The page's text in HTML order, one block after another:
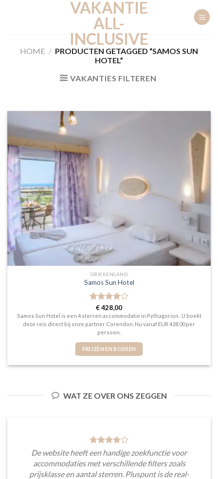
VAKANTIE
ALL-
INCLUSIVE
HOME / PRODUCTEN GETAGGED “SAMOS SUN
HOTEL”
VAKANTIES FILTEREN
GRIEKENLAND
Samos Sun Hotel
Gewaardeerd
4uit 5
€428,00
Samos Sun Hotel is een 4 sterren accommodatie in Pythagorion . U boekt
deze reis direct bij onze partner Corendon. Nu vanaf EUR 428.00 per
persoon.
PRIJZEN EN BOEKEN
WAT ZE OVER ONS ZEGGEN
De website heeft een handige zoekfunctie voor
accommodaties met verschillende filters zoals
prijsklasse en aantal sterren. Pluspunt is de real-